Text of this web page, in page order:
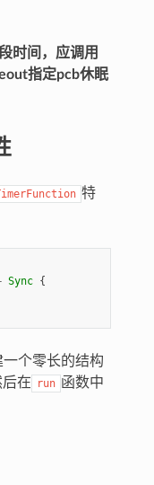
时间，应调用
指定pcb休眠
特
Sync {
个零长的结构
在 run 函数中